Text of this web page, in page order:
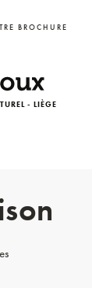
BROCHURE
- LIÈGE